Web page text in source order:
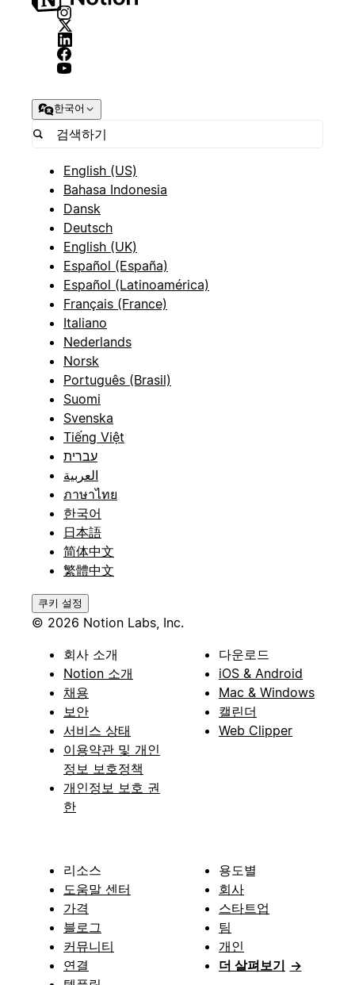
한국어
English (US)
Bahasa Indonesia
Dansk
Deutsch
English (UK)
Español (España)
Español (Latinoamérica)
Français (France)
Italiano
Nederlands
Norsk
Português (Brasil)
Suomi
Svenska
Tiếng Việt
עברית
العربية
ภาษาไทย
한국어
日本語
简体中文
繁體中文
쿠키 설정
© 2026 Notion Labs, Inc.
회사 소개
Notion 소개
채용
보안
서비스 상태
이용약관 및 개인
정보 보호정책
개인정보 보호 권
한
다운로드
iOS & Android
Mac & Windows
캘린더
Web Clipper
리소스
도움말 센터
가격
블로그
커뮤니티
연결
용도별
회사
스타트업
팀
개인
더 살펴보기 →